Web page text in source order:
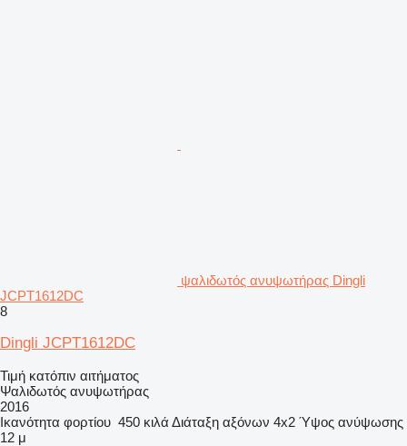
ψαλιδωτός ανυψωτήρας Dingli
JCPT1612DC
8
Dingli JCPT1612DC
Τιμή κατόπιν αιτήματος
Ψαλιδωτός ανυψωτήρας
2016
Ικανότητα φορτίου 450 κιλά Διάταξη αξόνων 4x2 Ύψος ανύψωσης
12 μ